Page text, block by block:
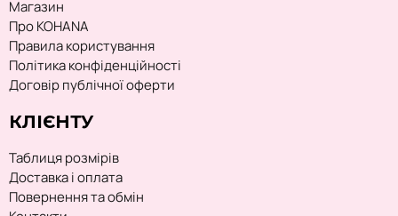
Магазин
Про KOHANA
Правила користування
Політика конфіденційності
Договір публічної оферти
КЛІЄНТУ
Таблиця розмірів
Доставка і оплата
Повернення та обмін